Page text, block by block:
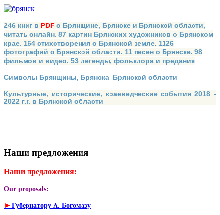
246 книг в PDF о Брянщине, Брянске и Брянской области,
читать онлайн. 87 картин Брянских художников о Брянском
крае. 164 стихотворения о Брянской земле. 1126
фотографий о Брянской области. 11 песен о Брянске. 98
фильмов и видео. 53 легенды, фольклора и предания
Символы Брянщины, Брянска, Брянской области
Культурные, исторические, краеведческие события 2018 -
2022 г.г. в Брянской области
Наши предложения
Наши предложения:
Our proposals:
► Губернатору А. Богомазу